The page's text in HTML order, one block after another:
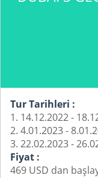
Tur Tarihleri :
1. 14.12.2022 -
2. 4.01.2023 -
3. 22.02.2023 -
Fiyat :
469 USD dan